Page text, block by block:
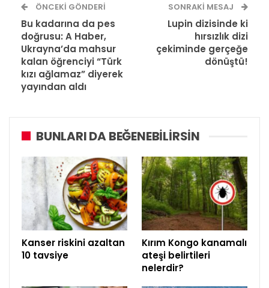
ÖNCEKI GÖNDERI
Bu kadarına da pes
doğrusu: A Haber,
Ukrayna’da mahsur
kalan öğrenciyi “Türk
kızı ağlamaz” diyerek
yayından aldı
SONRAKI MESAJ
Lupin dizisinde ki
hırsızlık dizi
çekiminde gerçeğe
dönüştü!
BUNLARI DA BEĞENEBILIRSIN
Kanser riskini azaltan
10 tavsiye
Kırım Kongo kanamalı
ateşi belirtileri
nelerdir?